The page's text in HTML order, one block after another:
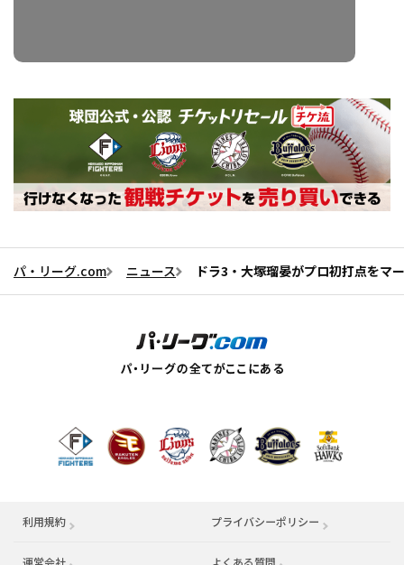
パ・リーグ.com ニュース ドラ3・大塚瑠晏がプロ初打点を
利用規約 プライバシーポリシー
運営会社 （別ウィンドウで開く） よくある質問